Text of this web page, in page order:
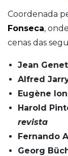
Coordenada
Fonseca,
cenas das
Jean
Alfred
Eugène
Harold
revista
Fernando
Georg